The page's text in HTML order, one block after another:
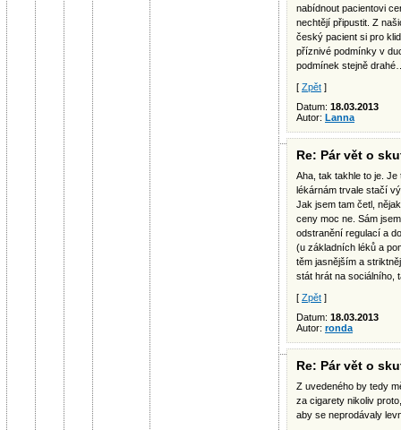
nabídnout pacientovi
nechtějí připustit. Z
český pacient si pro
příznivé podmínky v
podmínek stejně
[ Zpět ]
Datum: 18.03.2013
Autor: Lanna
Re: Pár vět o
Aha, tak takhle to je.
lékárnám trvale stačí
Jak jsem tam četl,
ceny moc ne. Sám
odstranění regulací a
(u základních léků a
těm jasnějším a
stát hrát na sociálního,
[ Zpět ]
Datum: 18.03.2013
Autor: ronda
Re: Pár vět o
Z uvedeného by tedy
za cigarety nikoliv
aby se neprodávaly